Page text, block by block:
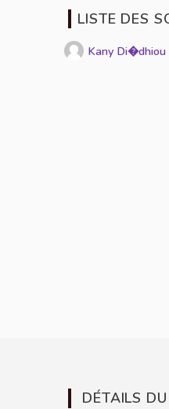
LISTE DES
Kany Di�dhiou
DÉTAILS